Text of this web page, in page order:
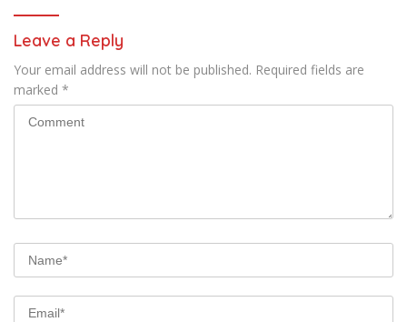
Leave a Reply
Your email address will not be published. Required fields are
marked *